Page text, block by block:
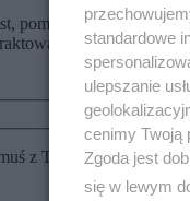
pomyślałaś/eś, że to,
normalnie?
z Twoich znajomych?
standardowe
ulepszanie
cenimy Twoją
Zgoda jest
się w lewym